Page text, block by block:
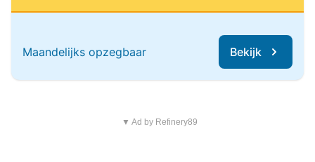
Maandelijks opzegbaar Bekijk
▼ Ad by Refinery89